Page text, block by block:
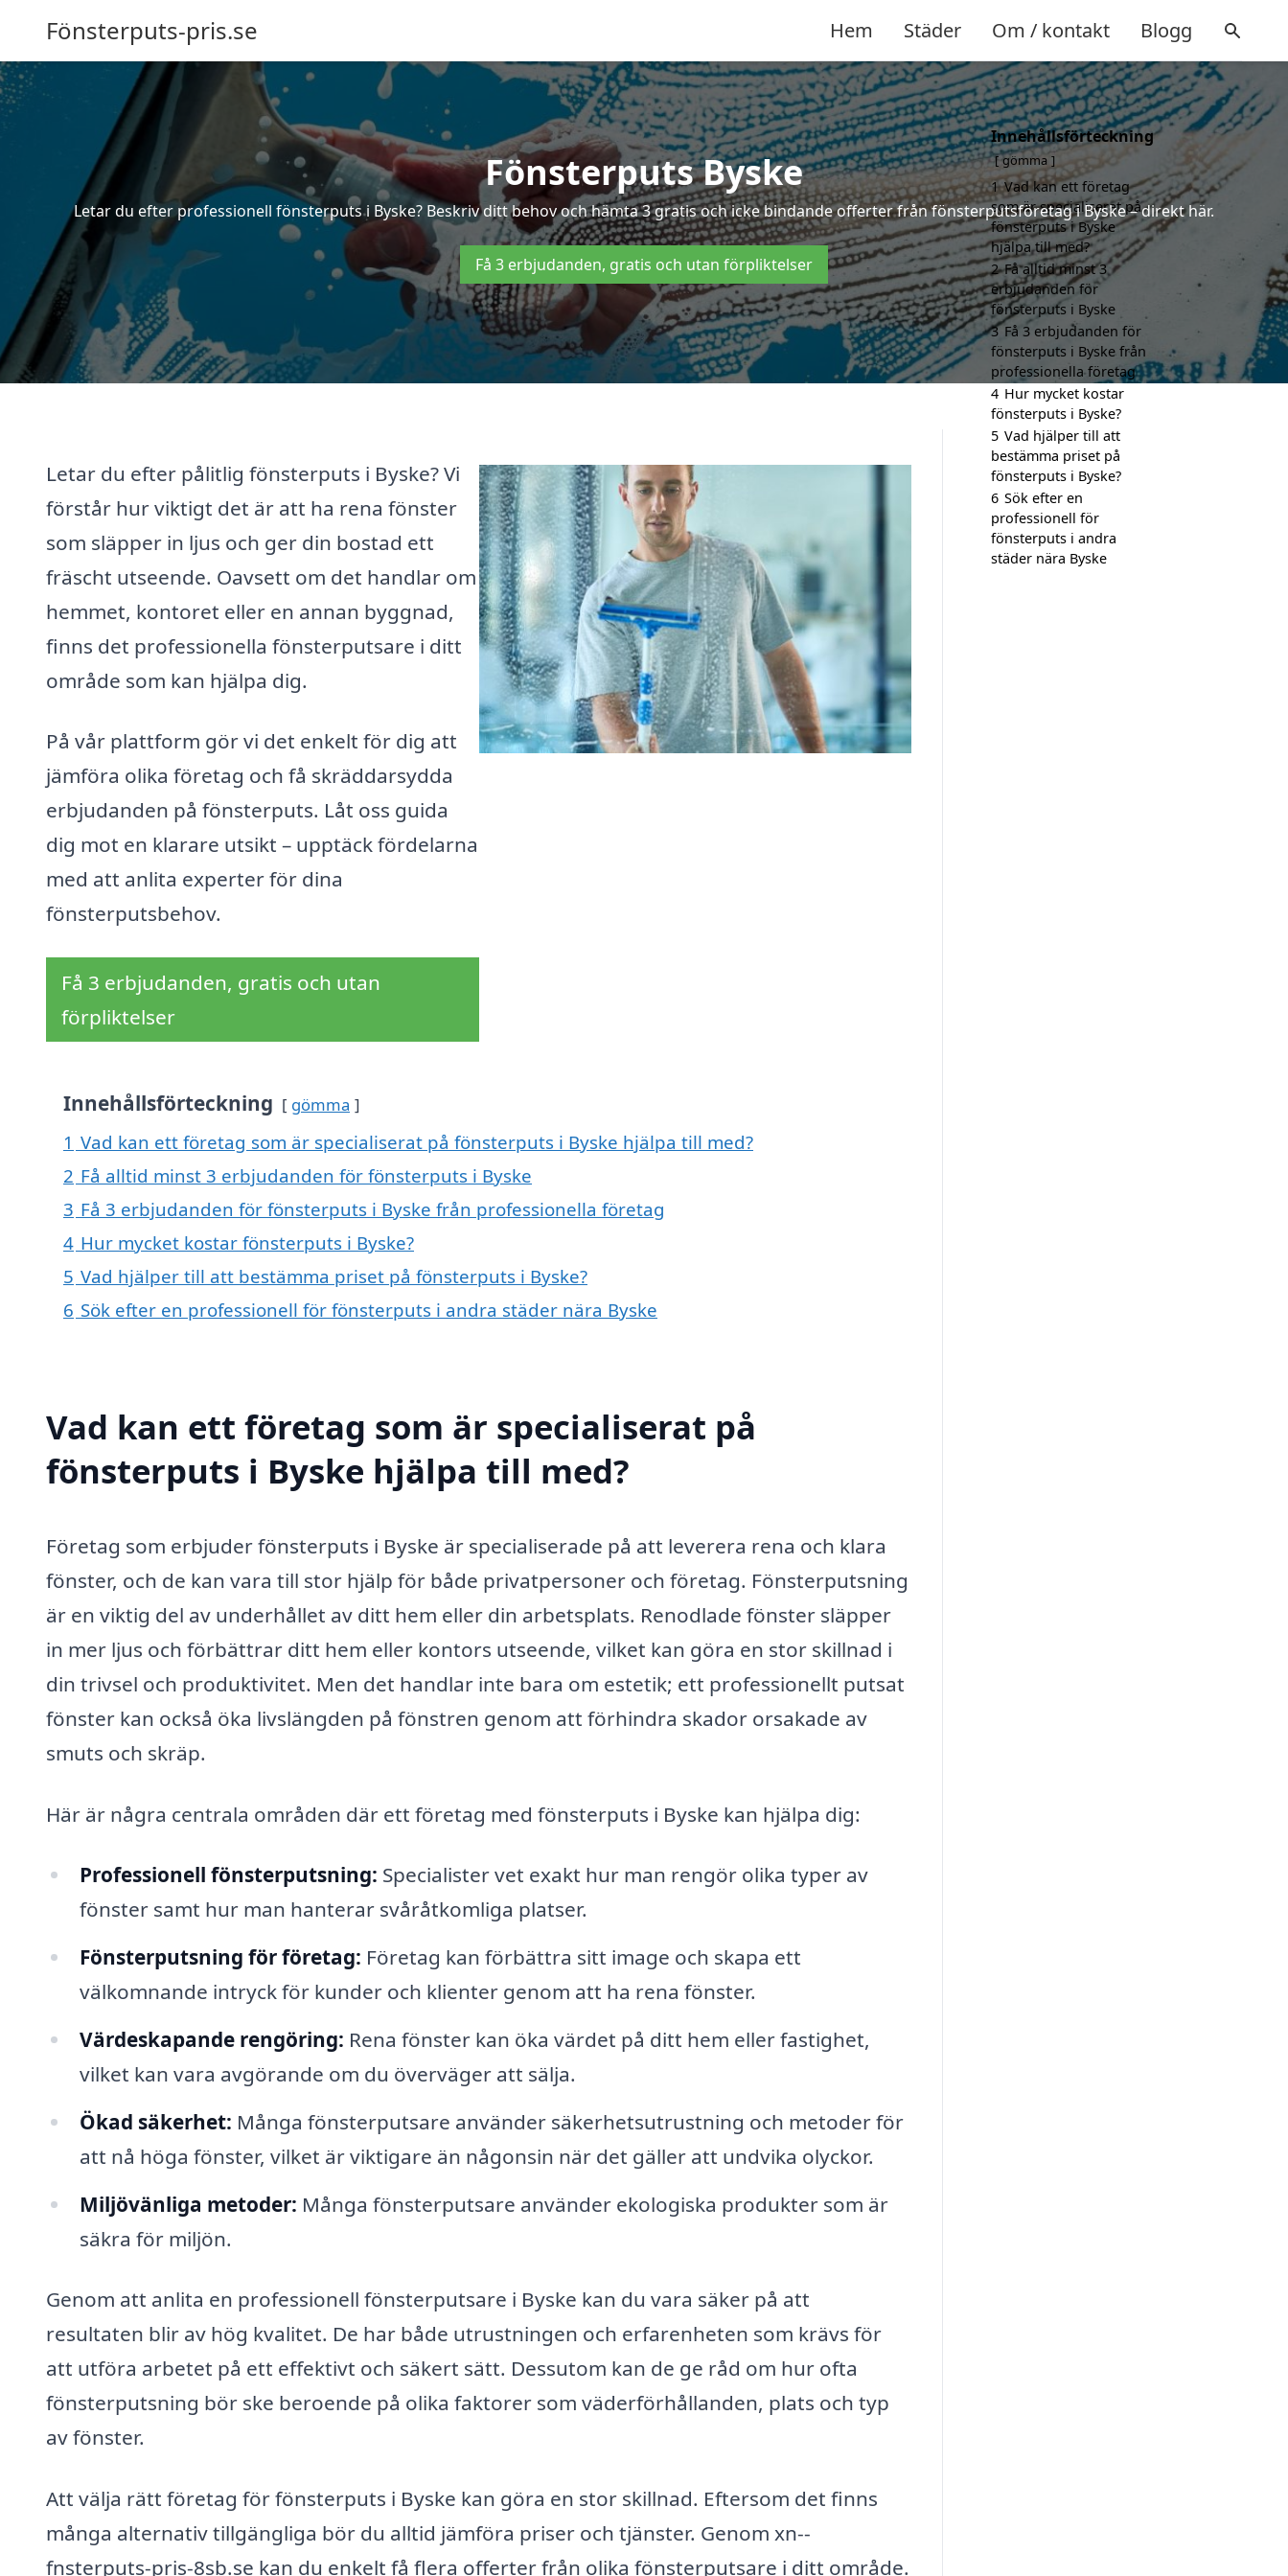
Fönsterputs-pris.se Hem Städer Om / kontakt Blogg
Fönsterputs Byske
Letar du efter professionell fönsterputs i Byske? Beskriv ditt behov och hämta 3 gratis och icke bindande offerter från fönsterputsföretag i Byske – direkt här.
Få 3 erbjudanden, gratis och utan förpliktelser
Letar du efter pålitlig fönsterputs i Byske? Vi
förstår hur viktigt det är att ha rena fönster
som släpper in ljus och ger din bostad ett
fräscht utseende. Oavsett om det handlar om
hemmet, kontoret eller en annan byggnad,
finns det professionella fönsterputsare i ditt
område som kan hjälpa dig.
På vår plattform gör vi det enkelt för dig att
jämföra olika företag och få skräddarsydda
erbjudanden på fönsterputs. Låt oss guida
dig mot en klarare utsikt – upptäck fördelarna
med att anlita experter för dina
fönsterputsbehov.
Få 3 erbjudanden, gratis och utan
förpliktelser
Innehållsförteckning gömma
1 Vad kan ett företag som är specialiserat på fönsterputs i Byske hjälpa till med?
2 Få alltid minst 3 erbjudanden för fönsterputs i Byske
3 Få 3 erbjudanden för fönsterputs i Byske från professionella företag
4 Hur mycket kostar fönsterputs i Byske?
5 Vad hjälper till att bestämma priset på fönsterputs i Byske?
6 Sök efter en professionell för fönsterputs i andra städer nära Byske
Vad kan ett företag som är specialiserat på
fönsterputs i Byske hjälpa till med?
Företag som erbjuder fönsterputs i Byske är specialiserade på att leverera rena och klara
fönster, och de kan vara till stor hjälp för både privatpersoner och företag. Fönsterputsning
är en viktig del av underhållet av ditt hem eller din arbetsplats. Renodlade fönster släpper
in mer ljus och förbättrar ditt hem eller kontors utseende, vilket kan göra en stor skillnad i
din trivsel och produktivitet. Men det handlar inte bara om estetik; ett professionellt putsat
fönster kan också öka livslängden på fönstren genom att förhindra skador orsakade av
smuts och skräp.
Här är några centrala områden där ett företag med fönsterputs i Byske kan hjälpa dig:
Professionell fönsterputsning: Specialister vet exakt hur man rengör olika typer av
fönster samt hur man hanterar svåråtkomliga platser.
Fönsterputsning för företag: Företag kan förbättra sitt image och skapa ett
välkomnande intryck för kunder och klienter genom att ha rena fönster.
Värdeskapande rengöring: Rena fönster kan öka värdet på ditt hem eller fastighet,
vilket kan vara avgörande om du överväger att sälja.
Ökad säkerhet: Många fönsterputsare använder säkerhetsutrustning och metoder för
att nå höga fönster, vilket är viktigare än någonsin när det gäller att undvika olyckor.
Miljövänliga metoder: Många fönsterputsare använder ekologiska produkter som är
säkra för miljön.
Genom att anlita en professionell fönsterputsare i Byske kan du vara säker på att
resultaten blir av hög kvalitet. De har både utrustningen och erfarenheten som krävs för
att utföra arbetet på ett effektivt och säkert sätt. Dessutom kan de ge råd om hur ofta
fönsterputsning bör ske beroende på olika faktorer som väderförhållanden, plats och typ
av fönster.
Att välja rätt företag för fönsterputs i Byske kan göra en stor skillnad. Eftersom det finns
många alternativ tillgängliga bör du alltid jämföra priser och tjänster. Genom xn--
fnsterputs-pris-8sb.se kan du enkelt få flera offerter från olika fönsterputsare i ditt område.
Innehållsförteckning
gömma
1 Vad kan ett företag
som är specialiserat på
fönsterputs i Byske
hjälpa till med?
2 Få alltid minst 3
erbjudanden för
fönsterputs i Byske
3 Få 3 erbjudanden för
fönsterputs i Byske från
professionella företag
4 Hur mycket kostar
fönsterputs i Byske?
5 Vad hjälper till att
bestämma priset på
fönsterputs i Byske?
6 Sök efter en
professionell för
fönsterputs i andra
städer nära Byske